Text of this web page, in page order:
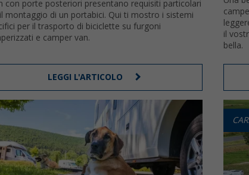
con porte posteriori presentano requisiti particolari
montaggio di un portabici. Qui ti mostro i sistemi
per il trasporto di biciclette su furgoni
e camper van.
LEGGI L'ARTICOLO
il
bella.